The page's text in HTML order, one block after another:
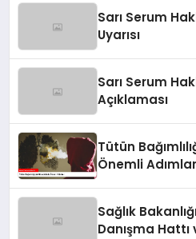
Sarı Serum
Uyarısı
Sarı Serum
Açıklaması
Tütün
Önemli Adımlar
Sağlık
Danışma